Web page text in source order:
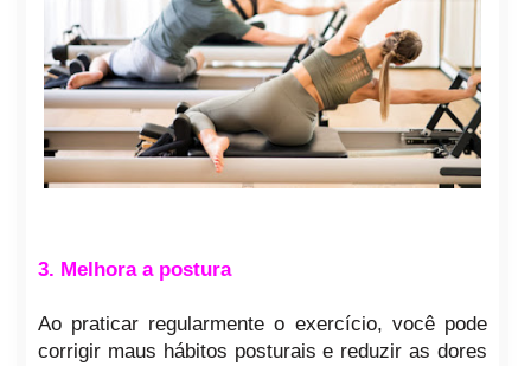
3. Melhora a postura
Ao praticar regularmente o exercício, você pode
corrigir maus hábitos posturais e reduzir as dores